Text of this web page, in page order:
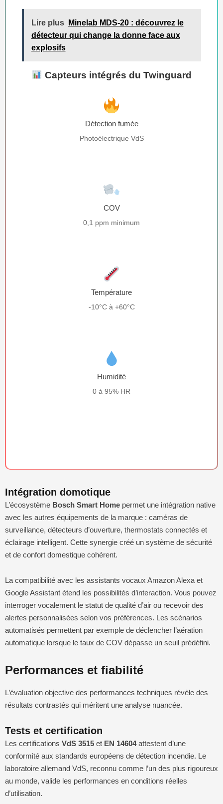
Lire plus
Minelab MDS-20 : découvrez le
détecteur qui change la donne face aux
explosifs
Capteurs intégrés du Twinguard
Détection fumée
Photoélectrique VdS
COV
0,1 ppm minimum
Température
-10°C à +60°C
Humidité
0 à 95% HR
Intégration domotique
L’écosystème Bosch Smart Home permet une intégration native
avec les autres équipements de la marque : caméras de
surveillance, détecteurs d’ouverture, thermostats connectés et
éclairage intelligent. Cette synergie créé un système de sécurité
et de confort domestique cohérent.
La compatibilité avec les assistants vocaux Amazon Alexa et
Google Assistant étend les possibilités d’interaction. Vous pouvez
interroger vocalement le statut de qualité d’air ou recevoir des
alertes personnalisées selon vos préférences. Les scénarios
automatisés permettent par exemple de déclencher l’aération
automatique lorsque le taux de COV dépasse un seuil prédéfini.
Performances et fiabilité
L’évaluation objective des performances techniques révèle des
résultats contrastés qui méritent une analyse nuancée.
Tests et certification
Les certifications VdS 3515 et EN 14604attestent d’une
conformité aux standards européens de détection incendie. Le
laboratoire allemand VdS, reconnu comme l’un des plus rigoureux
au monde, valide les performances en conditions réelles
d’utilisation.